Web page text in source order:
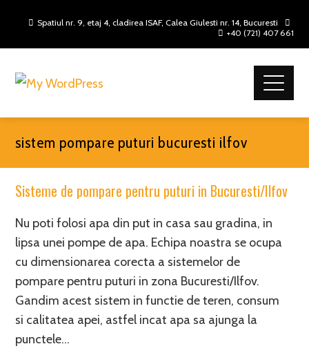
Spatiul nr. 9, etaj 4, cladirea ISAF, Calea Giulesti nr. 14, Bucuresti
+40 (721) 407 661
sistem pompare puturi bucuresti ilfov
Sisteme de pompare pentru puturi in Bucuresti/Ilfov
Nu poti folosi apa din put in casa sau gradina, in
lipsa unei pompe de apa. Echipa noastra se ocupa
cu dimensionarea corecta a sistemelor de
pompare pentru puturi in zona Bucuresti/Ilfov.
Gandim acest sistem in functie de teren, consum
si calitatea apei, astfel incat apa sa ajunga la
punctele…